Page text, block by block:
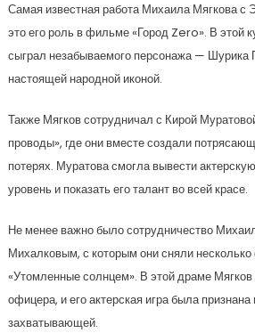
Самая известная работа Михаила Мягкова
это его роль в фильме «Город Zero». В этой
сыграл незабываемого персонажа — Шурика
настоящей народной иконой.
Также Мягков сотрудничал с Кирой
проводы», где они вместе создали
потерях. Муратова смогла вывести
уровень и показать его талант во всей красе.
Не менее важно было сотрудничество
Михалковым, с которым они сняли
«Утомленные солнцем». В этой драме Мягков
офицера, и его актерская игра была
захватывающей.